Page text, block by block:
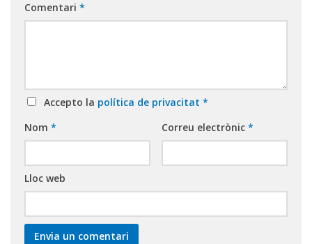
Comentari *
Accepto la política de privacitat *
Nom * Correu electrònic *
Lloc web